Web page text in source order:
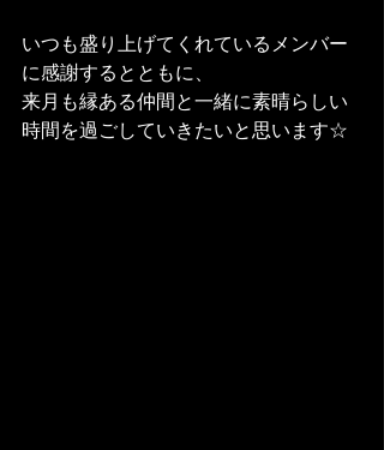
いつも盛り上げてくれているメンバー
に感謝するとともに、
来月も縁ある仲間と一緒に素晴らしい
時間を過ごしていきたいと思います☆